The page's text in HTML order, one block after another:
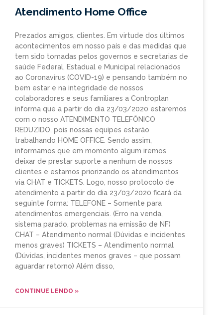
Atendimento Home Office
Prezados amigos, clientes. Em virtude dos últimos
acontecimentos em nosso país e das medidas que
tem sido tomadas pelos governos e secretarias de
saúde Federal, Estadual e Municipal relacionados
ao Coronavírus (COVID-19) e pensando também no
bem estar e na integridade de nossos
colaboradores e seus familiares a Controplan
informa que a partir do dia 23/03/2020 estaremos
com o nosso ATENDIMENTO TELEFÔNICO
REDUZIDO, pois nossas equipes estarão
trabalhando HOME OFFICE. Sendo assim,
informamos que em momento algum iremos
deixar de prestar suporte a nenhum de nossos
clientes e estamos priorizando os atendimentos
via CHAT e TICKETS. Logo, nosso protocolo de
atendimento a partir do dia 23/03/2020 ficará da
seguinte forma: TELEFONE – Somente para
atendimentos emergenciais. (Erro na venda,
sistema parado, problemas na emissão de NF)
CHAT – Atendimento normal (Dúvidas e incidentes
menos graves) TICKETS – Atendimento normal
(Dúvidas, incidentes menos graves – que possam
aguardar retorno) Além disso,
CONTINUE LENDO »